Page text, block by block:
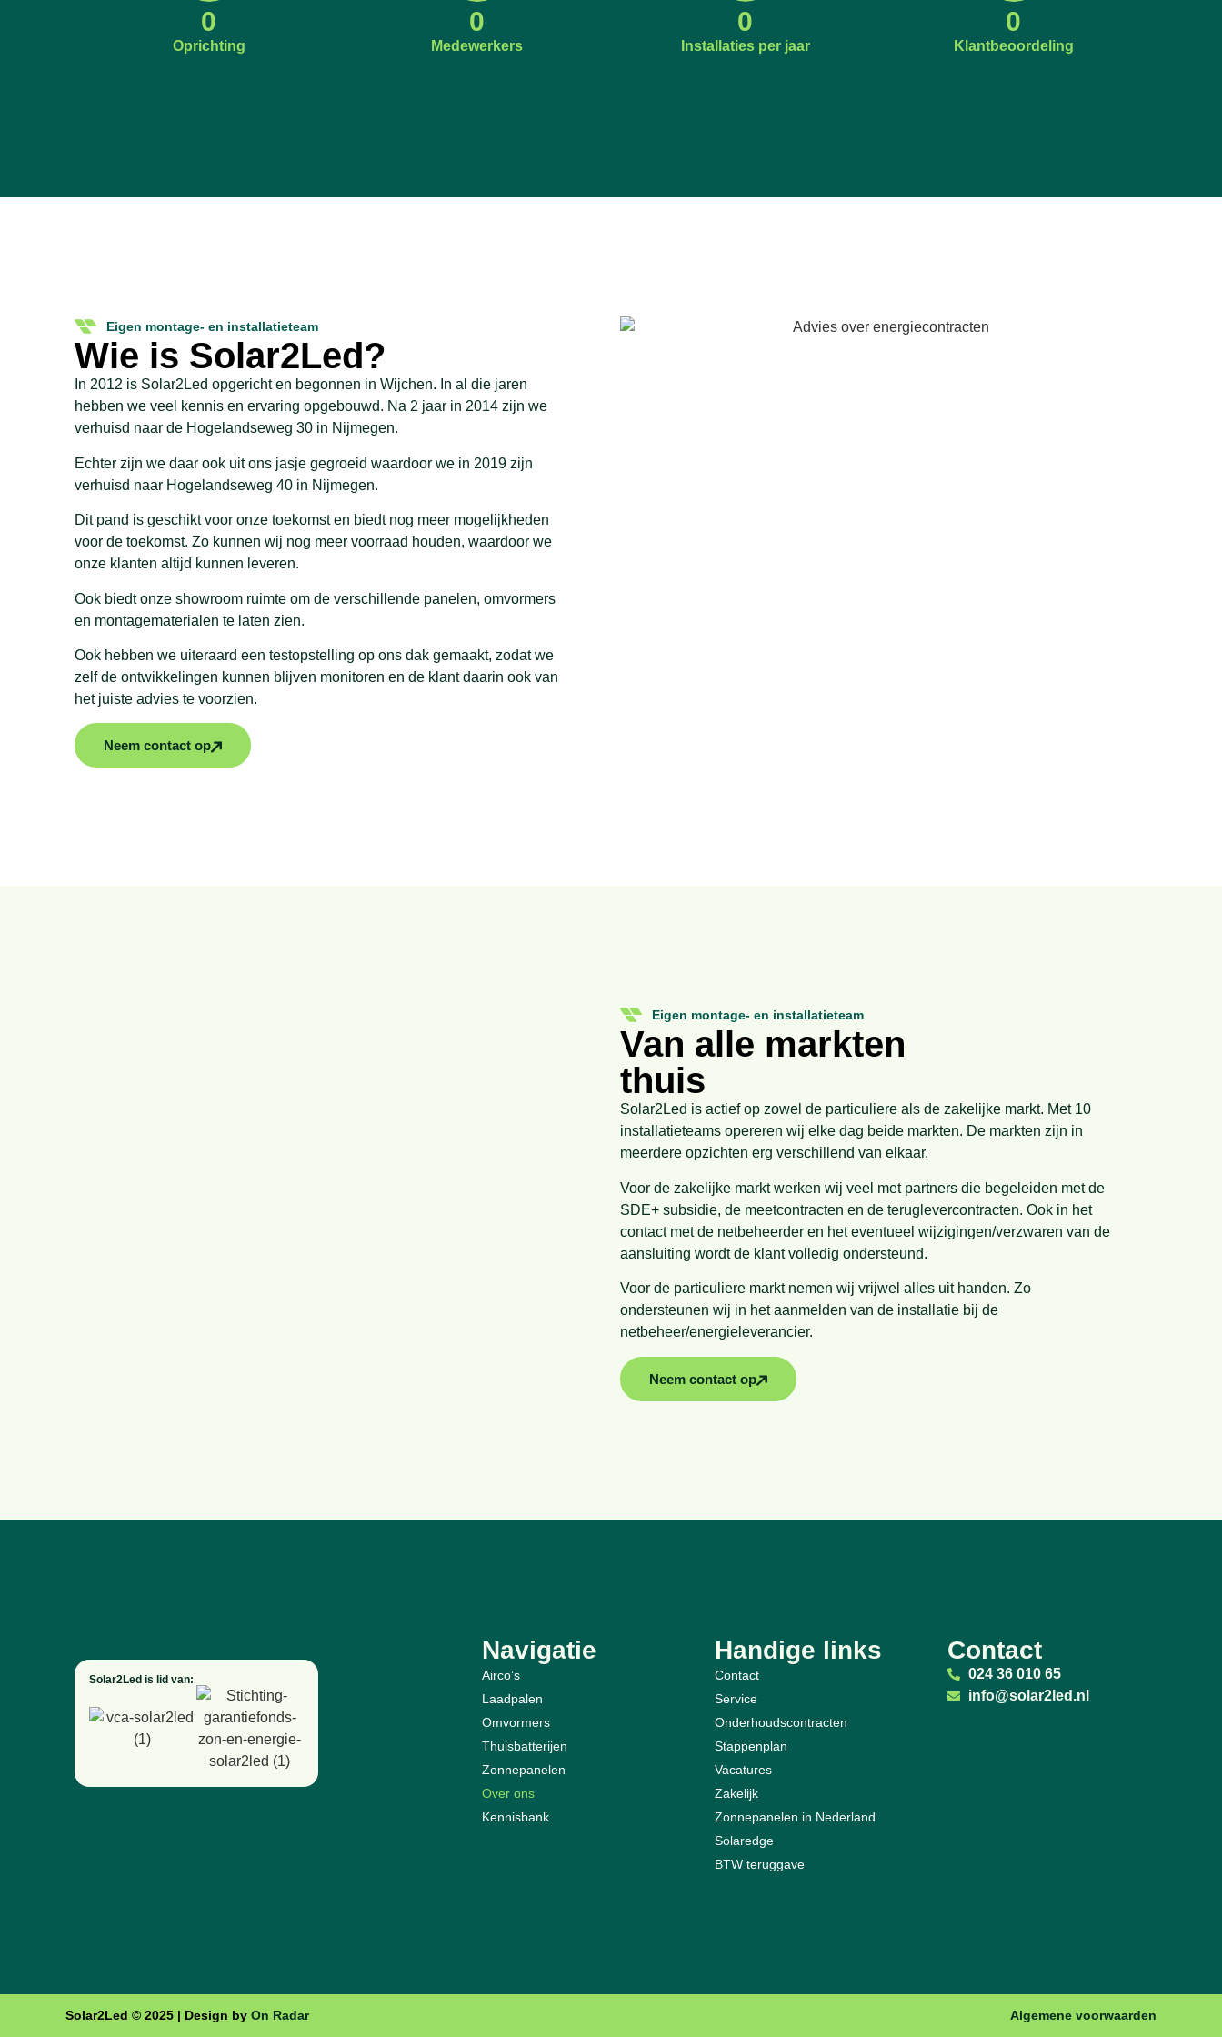
0
Oprichting
0
Medewerkers
0
Installaties per jaar
0
Klantbeoordeling
Eigen montage- en installatieteam
Wie is Solar2Led?
In 2012 is Solar2Led opgericht en begonnen in Wijchen. In al die jaren
hebben we veel kennis en ervaring opgebouwd. Na 2 jaar in 2014 zijn we
verhuisd naar de Hogelandseweg 30 in Nijmegen.
Echter zijn we daar ook uit ons jasje gegroeid waardoor we in 2019 zijn
verhuisd naar Hogelandseweg 40 in Nijmegen.
Dit pand is geschikt voor onze toekomst en biedt nog meer mogelijkheden
voor de toekomst. Zo kunnen wij nog meer voorraad houden, waardoor we
onze klanten altijd kunnen leveren.
Ook biedt onze showroom ruimte om de verschillende panelen, omvormers
en montagematerialen te laten zien.
Ook hebben we uiteraard een testopstelling op ons dak gemaakt, zodat we
zelf de ontwikkelingen kunnen blijven monitoren en de klant daarin ook van
het juiste advies te voorzien.
Neem contact op
Eigen montage- en installatieteam
Van alle markten
thuis
Solar2Led is actief op zowel de particuliere als de zakelijke markt. Met 10
installatieteams opereren wij elke dag beide markten. De markten zijn in
meerdere opzichten erg verschillend van elkaar.
Voor de zakelijke markt werken wij veel met partners die begeleiden met de
SDE+ subsidie, de meetcontracten en de teruglevercontracten. Ook in het
contact met de netbeheerder en het eventueel wijzigingen/verzwaren van de
aansluiting wordt de klant volledig ondersteund.
Voor de particuliere markt nemen wij vrijwel alles uit handen. Zo
ondersteunen wij in het aanmelden van de installatie bij de
netbeheer/energieleverancier.
Neem contact op
Contact
024 36 010 65
info@solar2led.nl
Handige links
Contact
Service
Onderhoudscontracten
Stappenplan
Vacatures
Zakelijk
Zonnepanelen in Nederland
Solaredge
BTW teruggave
Navigatie
Airco’s
Laadpalen
Omvormers
Thuisbatterijen
Zonnepanelen
Over ons
Kennisbank
Solar2Led is lid van:
Solar2Led ©️ 2025 | Design by On Radar Algemene voorwaarden